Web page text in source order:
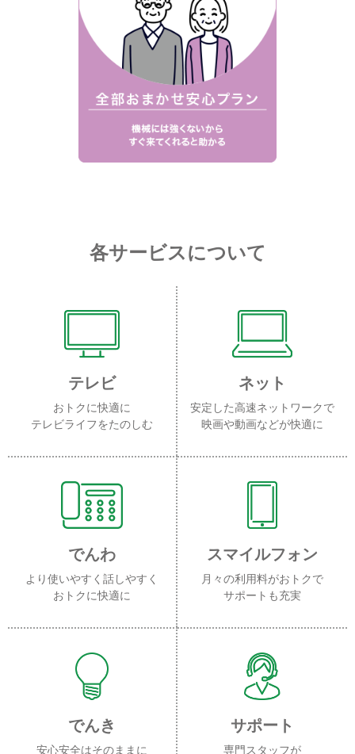
各サービスについて
テレビ
おトクに快適に
テレビライフをたのしむ
ネット
安定した高速ネットワークで
映画や動画などが快適に
でんわ
より使いやすく話しやすく
おトクに快適に
スマイルフォン
月々の利用料がおトクで
サポートも充実
でんき
安心安全はそのままに
サポート
専門スタッフが